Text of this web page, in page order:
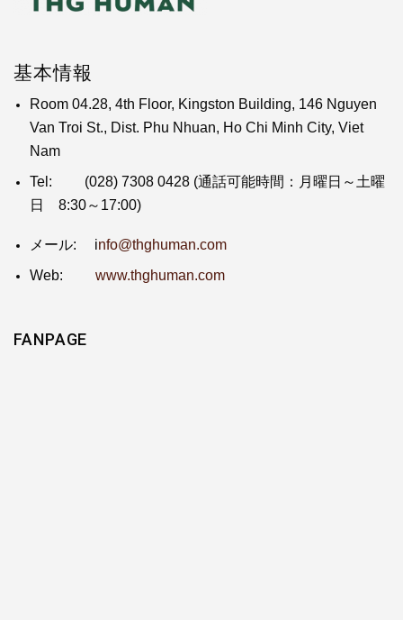
基本情報
Room 04.28, 4th Floor, Kingston Building, 146 Nguyen
Van Troi St., Dist. Phu Nhuan, Ho Chi Minh City, Viet
Nam
Tel:
(028) 7308 0428(通話可能時間：月曜日～土曜
日 8:30～17:00)
メール: info@thghuman.com
Web: www.thghuman.com
FANPAGE